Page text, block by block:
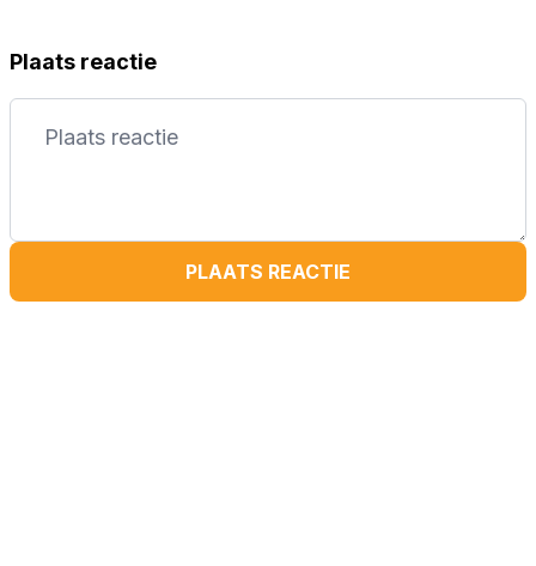
Plaats reactie
PLAATS REACTIE